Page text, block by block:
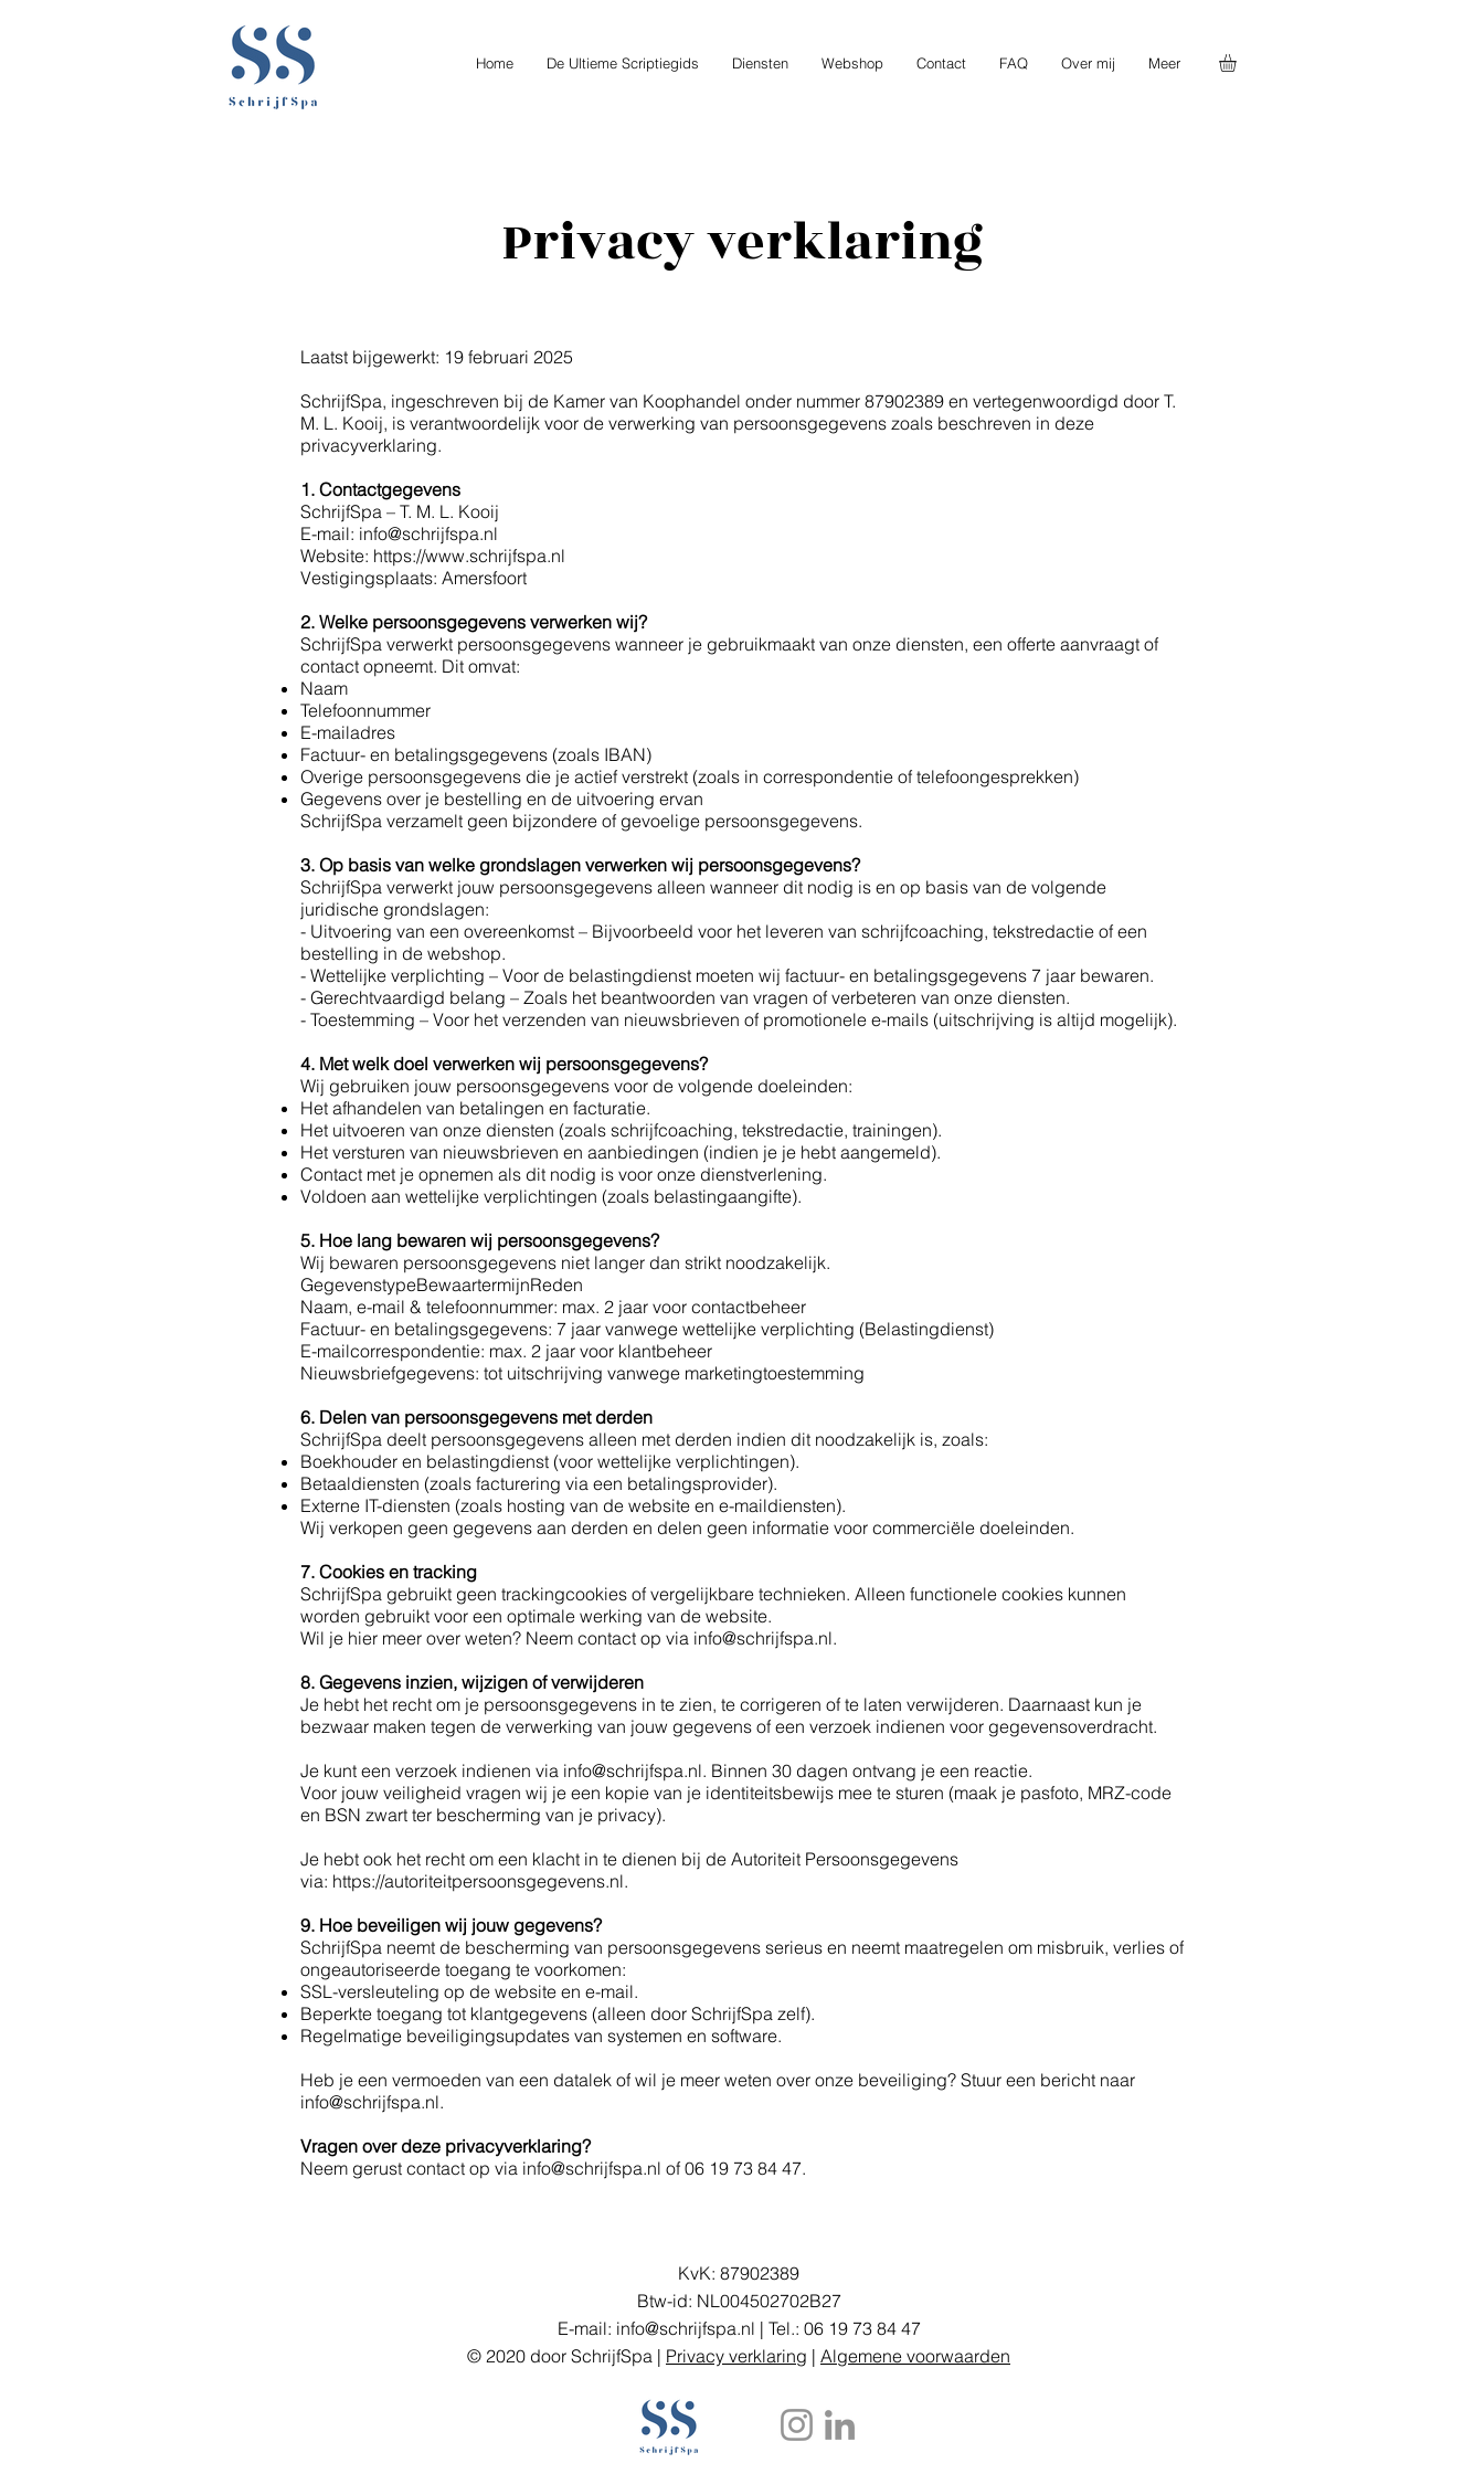
Home De Ultieme Scriptiegids Diensten Webshop Contact FAQ Over mij Meer
Privacy verklaring
Laatst bijgewerkt: 19 februari 2025
SchrijfSpa, ingeschreven bij de Kamer van Koophandel onder nummer 87902389 en vertegenwoordigd door T.
M. L. Kooij, is verantwoordelijk voor de verwerking van persoonsgegevens zoals beschreven in deze
privacyverklaring.
1. Contactgegevens
SchrijfSpa – T. M. L. Kooij
E-mail: info@schrijfspa.nl
Website: https://www.schrijfspa.nl
Vestigingsplaats: Amersfoort
2. Welke persoonsgegevens verwerken wij?
SchrijfSpa verwerkt persoonsgegevens wanneer je gebruikmaakt van onze diensten, een offerte aanvraagt of
contact opneemt. Dit omvat:
Naam
Telefoonnummer
E-mailadres
Factuur- en betalingsgegevens (zoals IBAN)
Overige persoonsgegevens die je actief verstrekt (zoals in correspondentie of telefoongesprekken)
Gegevens over je bestelling en de uitvoering ervan
SchrijfSpa verzamelt geen bijzondere of gevoelige persoonsgegevens.
3. Op basis van welke grondslagen verwerken wij persoonsgegevens?
SchrijfSpa verwerkt jouw persoonsgegevens alleen wanneer dit nodig is en op basis van de volgende
juridische grondslagen:
- Uitvoering van een overeenkomst – Bijvoorbeeld voor het leveren van schrijfcoaching, tekstredactie of een
bestelling in de webshop.
- Wettelijke verplichting – Voor de belastingdienst moeten wij factuur- en betalingsgegevens 7 jaar bewaren.
- Gerechtvaardigd belang – Zoals het beantwoorden van vragen of verbeteren van onze diensten.
- Toestemming – Voor het verzenden van nieuwsbrieven of promotionele e-mails (uitschrijving is altijd mogelijk).
4. Met welk doel verwerken wij persoonsgegevens?
Wij gebruiken jouw persoonsgegevens voor de volgende doeleinden:
Het afhandelen van betalingen en facturatie.
Het uitvoeren van onze diensten (zoals schrijfcoaching, tekstredactie, trainingen).
Het versturen van nieuwsbrieven en aanbiedingen (indien je je hebt aangemeld).
Contact met je opnemen als dit nodig is voor onze dienstverlening.
Voldoen aan wettelijke verplichtingen (zoals belastingaangifte).
5. Hoe lang bewaren wij persoonsgegevens?
Wij bewaren persoonsgegevens niet langer dan strikt noodzakelijk.
GegevenstypeBewaartermijnReden
Naam, e-mail & telefoonnummer: max. 2 jaar voor contactbeheer
Factuur- en betalingsgegevens: 7 jaar vanwege wettelijke verplichting (Belastingdienst)
E-mailcorrespondentie: max. 2 jaar voor klantbeheer
Nieuwsbriefgegevens: tot uitschrijving vanwege marketingtoestemming
6. Delen van persoonsgegevens met derden
SchrijfSpa deelt persoonsgegevens alleen met derden indien dit noodzakelijk is, zoals:
Boekhouder en belastingdienst (voor wettelijke verplichtingen).
Betaaldiensten (zoals facturering via een betalingsprovider).
Externe IT-diensten (zoals hosting van de website en e-maildiensten).
Wij verkopen geen gegevens aan derden en delen geen informatie voor commerciële doeleinden.
7. Cookies en tracking
SchrijfSpa gebruikt geen trackingcookies of vergelijkbare technieken. Alleen functionele cookies kunnen
worden gebruikt voor een optimale werking van de website.
Wil je hier meer over weten? Neem contact op via info@schrijfspa.nl.
8. Gegevens inzien, wijzigen of verwijderen
Je hebt het recht om je persoonsgegevens in te zien, te corrigeren of te laten verwijderen. Daarnaast kun je
bezwaar maken tegen de verwerking van jouw gegevens of een verzoek indienen voor gegevensoverdracht.
Je kunt een verzoek indienen via info@schrijfspa.nl. Binnen 30 dagen ontvang je een reactie.
Voor jouw veiligheid vragen wij je een kopie van je identiteitsbewijs mee te sturen (maak je pasfoto, MRZ-code
en BSN zwart ter bescherming van je privacy).
Je hebt ook het recht om een klacht in te dienen bij de Autoriteit Persoonsgegevens
via: https://autoriteitpersoonsgegevens.nl.
9. Hoe beveiligen wij jouw gegevens?
SchrijfSpa neemt de bescherming van persoonsgegevens serieus en neemt maatregelen om misbruik, verlies of
ongeautoriseerde toegang te voorkomen:
SSL-versleuteling op de website en e-mail.
Beperkte toegang tot klantgegevens (alleen door SchrijfSpa zelf).
Regelmatige beveiligingsupdates van systemen en software.
Heb je een vermoeden van een datalek of wil je meer weten over onze beveiliging? Stuur een bericht naar
info@schrijfspa.nl.
Vragen over deze privacyverklaring?
Neem gerust contact op via info@schrijfspa.nl of 06 19 73 84 47.
KvK: 87902389
Btw-id: NL004502702B27
E-mail: info@schrijfspa.nl | Tel.: 06 19 73 84 47
© 2020 door SchrijfSpa | Privacy verklaring | Algemene voorwaarden